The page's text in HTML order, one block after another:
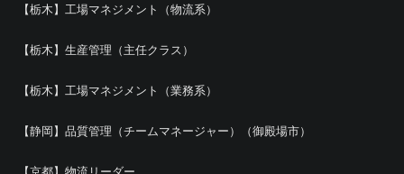
【栃木】工場マネジメント（物流系）
【栃木】生産管理（主任クラス）
【栃木】工場マネジメント（業務系）
【静岡】品質管理（チームマネージャー）（御殿場市）